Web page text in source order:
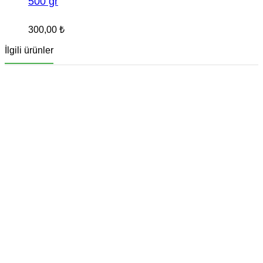
300,00 ₺
İlgili ürünler